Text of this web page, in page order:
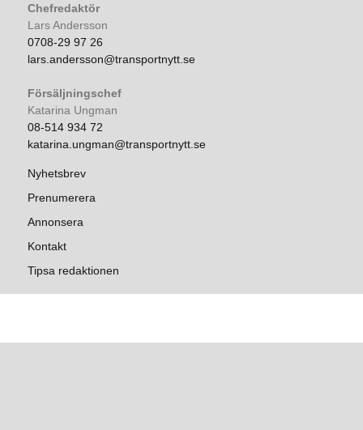
Chefredaktör
Lars Andersson
0708-29 97 26
lars.andersson@transportnytt.se
Försäljningschef
Katarina Ungman
08-514 934 72
katarina.ungman@transportnytt.se
Nyhetsbrev
Prenumerera
Annonsera
Kontakt
Tipsa redaktionen